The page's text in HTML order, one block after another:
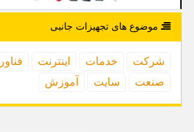
موضوع های تجهیزات جانبی
شركت خدمات اینترنت
صنعت
سایت آموزش